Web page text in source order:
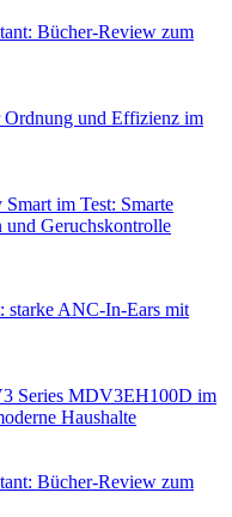
Bücher-Review zum
Ordnung und Effizienz im
im Test: Smarte
Geruchskontrolle
starke ANC-In-Ears mit
Series MDV3EH100D im
Haushalte
Bücher-Review zum